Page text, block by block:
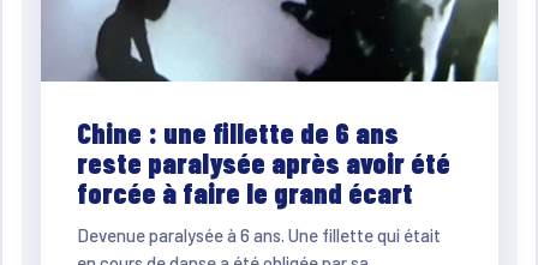
Chine : une fillette de 6 ans
reste paralysée après avoir été
forcée à faire le grand écart
Devenue paralysée à 6 ans. Une fillette qui était